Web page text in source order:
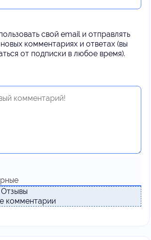
свой email и отправлять
комментариях и ответах (вы
от подписки в любое время).
комментарии